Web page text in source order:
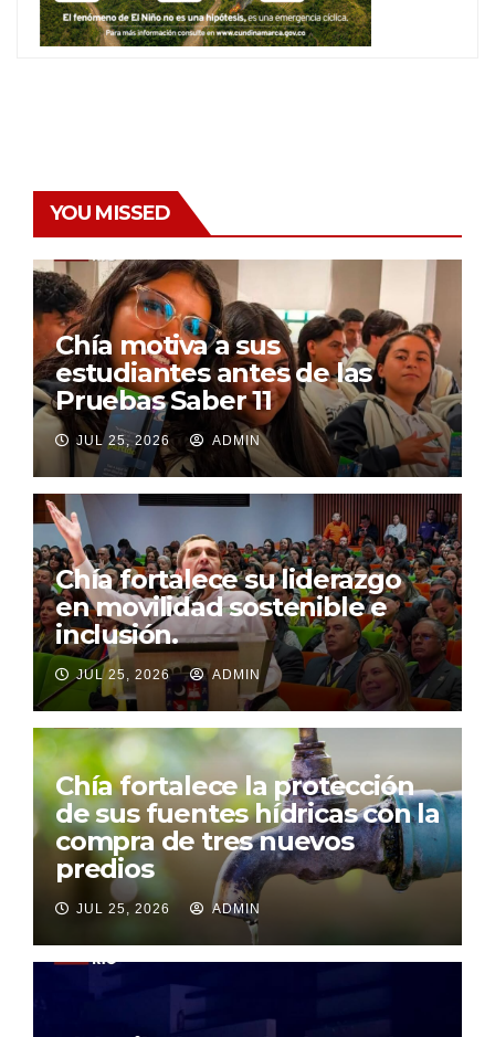
YOU MISSED
Chía motiva a sus
estudiantes antes de las
Pruebas Saber 11
JUL 25, 2026 ADMIN
Chía fortalece su liderazgo
en movilidad sostenible e
inclusión.
JUL 25, 2026 ADMIN
Chía fortalece la protección
de sus fuentes hídricas con la
compra de tres nuevos
predios
JUL 25, 2026 ADMIN